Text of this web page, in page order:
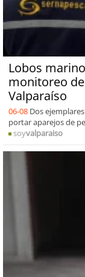
Lobos
monitoreo
Valparaíso
06-08 Dos
portar aparejos de
soyvalparaiso